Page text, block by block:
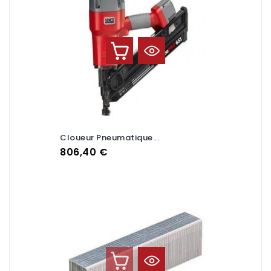
Cloueur Pneumatique...
Prix
806,40 €